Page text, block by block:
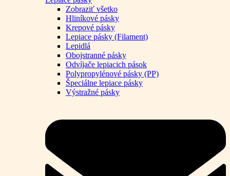
Zobraziť všetko
Hliníkové pásky
Krepové pásky
Lepiace pásky (Filament)
Lepidlá
Obojstranné pásky
Odvíjače lepiacich pások
Polypropylénové pásky (PP)
Špeciálne lepiace pásky
Výstražné pásky